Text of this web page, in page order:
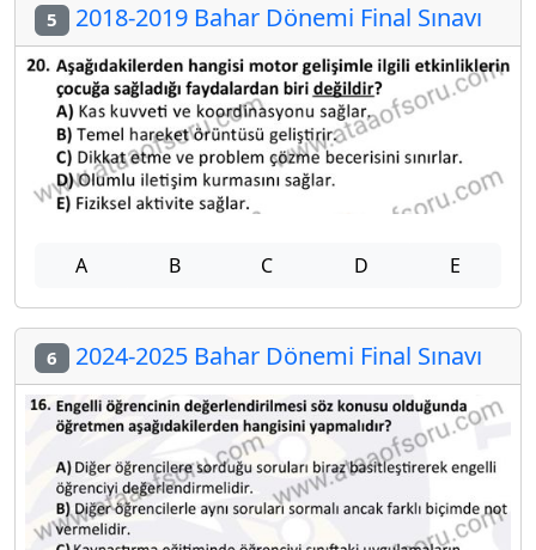
5 2018-2019 Bahar Dönemi Final Sınavı
A B C D E
6 2024-2025 Bahar Dönemi Final Sınavı